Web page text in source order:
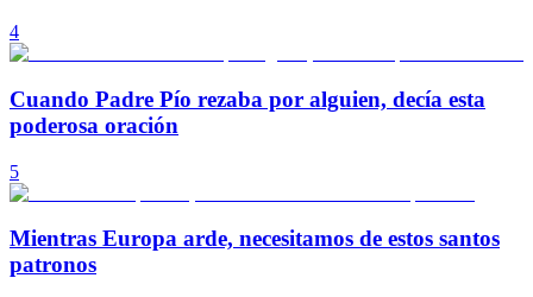
4
Cuando Padre Pío rezaba por alguien, decía esta
poderosa oración
5
Mientras Europa arde, necesitamos de estos santos
patronos